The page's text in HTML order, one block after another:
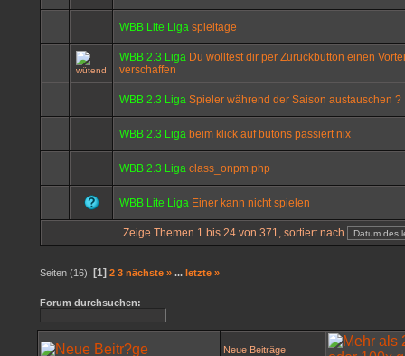
WBB Lite Liga spieltage
WBB 2.3 Liga Du wolltest dir per Zurückbutton einen
verschaffen
WBB 2.3 Liga Spieler während der Saison austauschen ?
WBB 2.3 Liga beim klick auf butons passiert nix
WBB 2.3 Liga class_onpm.php
WBB Lite Liga Einer kann nicht spielen
Zeige Themen 1 bis 24 von 371, sortiert nach
Seiten (16): [1] 2 3 nächste » ... letzte »
Forum durchsuchen:
Neue Beiträge